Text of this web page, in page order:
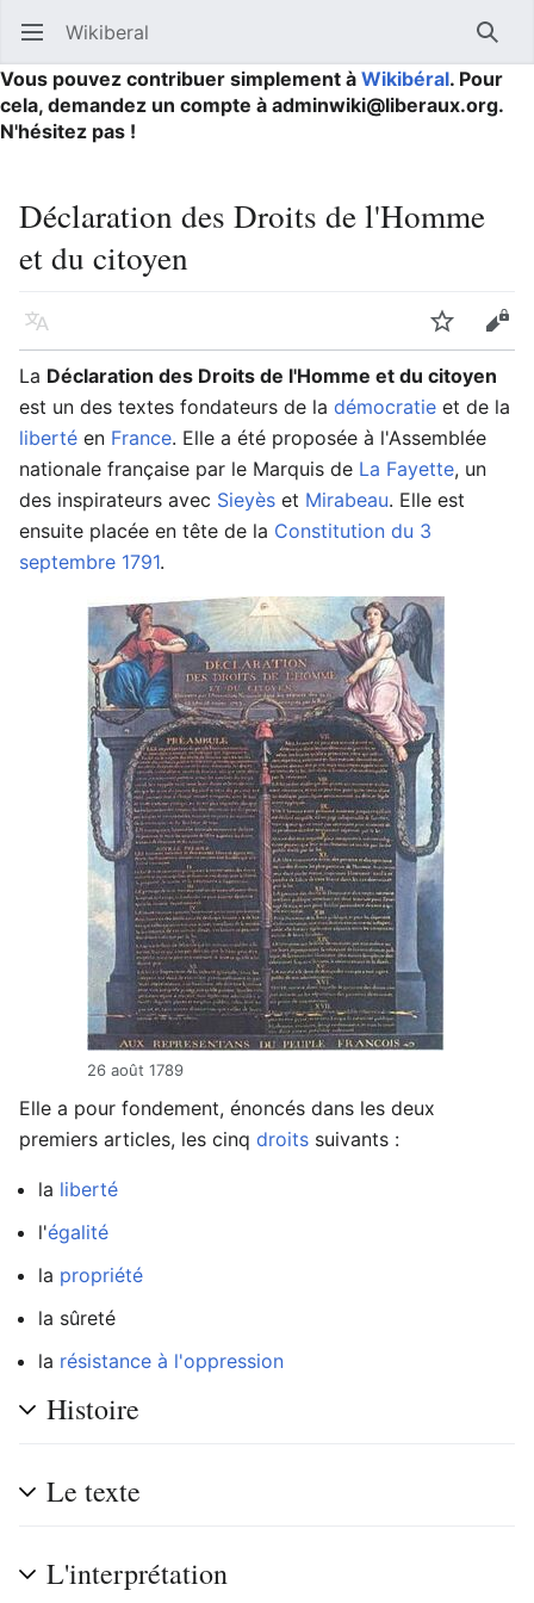
Ouvrir le menu principal Wikiberal
Vous pouvez contribuer simplement à Wikibéral. Pour
cela, demandez un compte à adminwiki@liberaux.org.
N'hésitez pas !
Déclaration des Droits de l'Homme
et du citoyen
Langue Suivre
La Déclaration des Droits de l'Homme et du citoyen
est un des textes fondateurs de la démocratie et de la
liberté en France. Elle a été proposée à l'Assemblée
nationale française par le Marquis de La Fayette, un
des inspirateurs avec Sieyès et Mirabeau. Elle est
ensuite placée en tête de la Constitution du 3
septembre 1791.
26 août 1789
Elle a pour fondement, énoncés dans les deux
premiers articles, les cinq droits suivants :
la liberté
l'égalité
la propriété
la sûreté
la résistance à l'oppression
Histoire
Le texte
L'interprétation